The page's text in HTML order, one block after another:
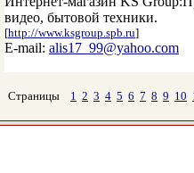
видео, бытовой техники.
[http://www.ksgroup.spb.ru]
E-mail: alis17_99@yahoo.com
Страницы 1 2 3 4 5 6 7 8 9 10